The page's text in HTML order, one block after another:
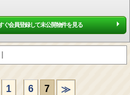
ぐ会員登録して未公開物件を見る
1 6 7 ≫